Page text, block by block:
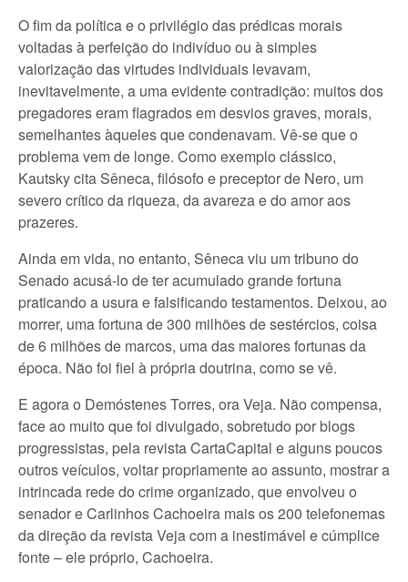
O fim da política e o privilégio das prédicas morais
voltadas à perfeição do indivíduo ou à simples
valorização das virtudes individuais levavam,
inevitavelmente, a uma evidente contradição: muitos dos
pregadores eram flagrados em desvios graves, morais,
semelhantes àqueles que condenavam. Vê-se que o
problema vem de longe. Como exemplo clássico,
Kautsky cita Sêneca, filósofo e preceptor de Nero, um
severo crítico da riqueza, da avareza e do amor aos
prazeres.
Ainda em vida, no entanto, Sêneca viu um tribuno do
Senado acusá-lo de ter acumulado grande fortuna
praticando a usura e falsificando testamentos. Deixou, ao
morrer, uma fortuna de 300 milhões de sestércios, coisa
de 6 milhões de marcos, uma das maiores fortunas da
época. Não foi fiel à própria doutrina, como se vê.
E agora o Demóstenes Torres, ora Veja. Não compensa,
face ao muito que foi divulgado, sobretudo por blogs
progressistas, pela revista CartaCapital e alguns poucos
outros veículos, voltar propriamente ao assunto, mostrar a
intrincada rede do crime organizado, que envolveu o
senador e Carlinhos Cachoeira mais os 200 telefonemas
da direção da revista Veja com a inestimável e cúmplice
fonte – ele próprio, Cachoeira.